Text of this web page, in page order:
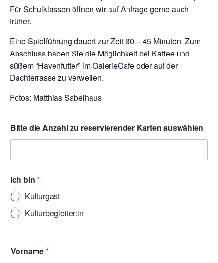
Für Schulklassen öffnen wir auf Anfrage gerne auch
früher.
Eine Spielführung dauert zur Zeit 30 – 45 Minuten. Zum
Abschluss haben Sie die Möglichkeit bei Kaffee und
süßem “Havenfutter” im GalerieCafe oder auf der
Dachterrasse zu verweilen.
Fotos: Matthias Sabelhaus
Bitte die Anzahl zu reservierender Karten auswählen
Ich bin *
Kulturgast
Kulturbegleiter:in
Vorname*